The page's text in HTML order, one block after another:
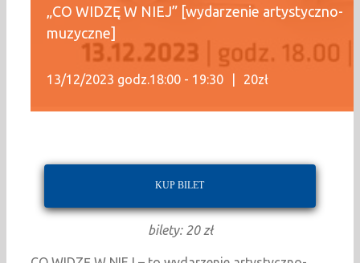
„CO WIDZĘ W NIEJ” [wydarzenie artystyczno-
muzyczne]
13/12/2023 godz.18:00 - 19:30 20zł
KUP BILET
bilety: 20 zł